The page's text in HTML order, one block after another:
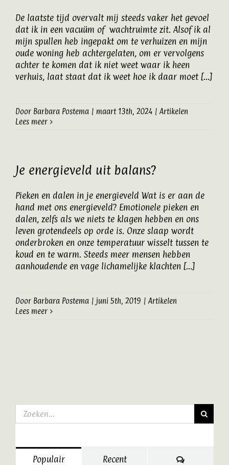
De laatste tijd overvalt mij steeds vaker het gevoel
dat ik in een vacuüm of wachtruimte zit. Alsof ik al
mijn spullen heb ingepakt om te verhuizen en mijn
oude woning heb achtergelaten, om er vervolgens
achter te komen dat ik niet weet waar ik heen
verhuis, laat staat dat ik weet hoe ik daar moet [...]
Door Barbara Postema | maart 13th, 2024 | Artikelen
Lees meer
Je energieveld uit balans?
Pieken en dalen in je energieveld Wat is er aan de
hand met ons energieveld? Emotionele pieken en
dalen, zelfs als we niets te klagen hebben en ons
leven grotendeels op orde is. Onze slaap wordt
onderbroken en onze temperatuur wisselt tussen te
koud en te warm. Steeds meer mensen hebben
aanhoudende en vage lichamelijke klachten [...]
Door Barbara Postema | juni 5th, 2019 | Artikelen
Lees meer
Zoeken
naar:
Populair Recent Reacties